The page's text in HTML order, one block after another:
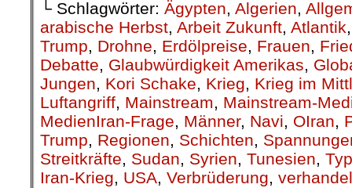
└ Schlagwörter: Ägypten, Algerien,
arabische Herbst, Arbeit Zukunft, Atlantik
Trump, Drohne, Erdölpreise, Frauen,
Debatte, Glaubwürdigkeit Amerikas,
Jungen, Kori Schake, Krieg, Krieg im
Luftangriff, Mainstream, Mainstream-
MedienIran-Frage, Männer, Navi, OIran,
Trump, Regionen, Schichten,
Streitkräfte, Sudan, Syrien, Tunesien,
Iran-Krieg, USA, Verbrüderung,